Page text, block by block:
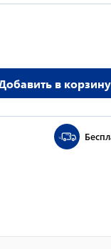
в корзину